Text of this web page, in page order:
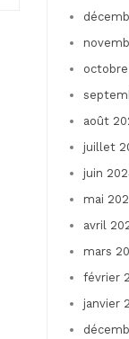
août
juillet
juin
mai
avril
mars
février
janvier